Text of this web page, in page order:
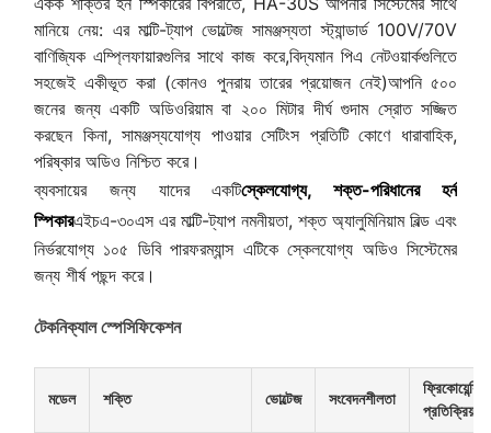
মানিয়ে নেয়: এর মাল্টি-ট্যাপ ভোল্টেজ সামঞ্জস্যতা স্ট্যান্ডার্ড 100V/70V
বাণিজ্যিক এম্প্লিফায়ারগুলির সাথে কাজ করে,বিদ্যমান পিএ নেটওয়ার্কগুলিতে
সহজেই একীভূত করা (কোনও পুনরায় তারের প্রয়োজন নেই)আপনি ৫০০
জনের জন্য একটি অডিওরিয়াম বা ২০০ মিটার দীর্ঘ গুদাম স্রোত সজ্জিত
করছেন কিনা, সামঞ্জস্যযোগ্য পাওয়ার সেটিংস প্রতিটি কোণে ধারাবাহিক,
পরিষ্কার অডিও নিশ্চিত করে।
ব্যবসায়ের জন্য যাদের একটিস্কেলযোগ্য, শক্ত-পরিধানের হর্ন
স্পিকারএইচএ-৩০এস এর মাল্টি-ট্যাপ নমনীয়তা, শক্ত অ্যালুমিনিয়াম বিল্ড এবং
নির্ভরযোগ্য ১০৫ ডিবি পারফরম্যান্স এটিকে স্কেলযোগ্য অডিও সিস্টেমের
জন্য শীর্ষ পছন্দ করে।
টেকনিক্যাল স্পেসিফিকেশন
মডেল শক্তি ভোল্টেজ সংবেদনশীলতা
ফ্রিকোয়েন্সি
প্রতিক্রিয়া